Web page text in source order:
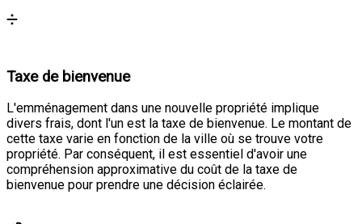
Taxe de bienvenue
L'emménagement dans une nouvelle propriété implique
divers frais, dont l'un est la taxe de bienvenue. Le montant de
cette taxe varie en fonction de la ville où se trouve votre
propriété. Par conséquent, il est essentiel d'avoir une
compréhension approximative du coût de la taxe de
bienvenue pour prendre une décision éclairée.